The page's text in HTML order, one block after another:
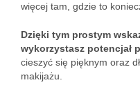
więcej tam, gdzie to
Dzięki tym prostym
wykorzystasz potencjał
cieszyć się pięknym oraz
makijażu.